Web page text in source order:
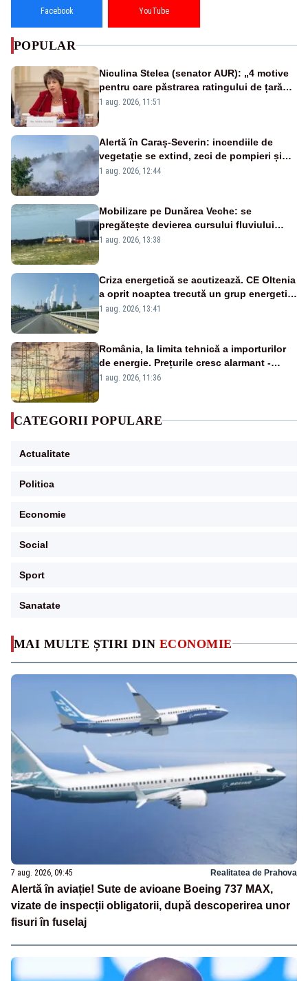
MAI MULTE ȘTIRI DIN ECONOMIE
7 aug. 2026, 09:45 Realitatea de Prahova
Alertă în aviație! Sute de avioane Boeing 737 MAX,
vizate de inspecții obligatorii, după descoperirea unor
fisuri în fuselaj
Facebook YouTube
POPULAR
Niculina Stelea (senator AUR): „4 motive
pentru care păstrarea ratingului de țară
nu este o reușită pentru Guvernul
1 aug. 2026, 11:51
Alertă în Caraș-Severin: incendiile de
vegetație se extind, zeci de pompieri și
silvicultori se luptă cu flăcările - VIDEO
1 aug. 2026, 12:44
Mobilizare pe Dunărea Veche: se
pregătește devierea cursului fluviului
către Cernavodă – VIDEO
1 aug. 2026, 13:38
Criza energetică se acutizează. CE Oltenia
a oprit noaptea trecută un grup energetic
de la Rovinari
1 aug. 2026, 13:41
România, la limita tehnică a importurilor
de energie. Prețurile cresc alarmant -
Analiză Realitatea Plus
1 aug. 2026, 11:36
CATEGORII POPULARE
Actualitate
Politica
Economie
Social
Sport
Sanatate